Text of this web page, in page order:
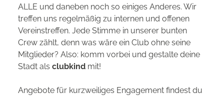
ALLE und daneben noch so einiges Anderes. Wir
treffen uns regelmäßig zu internen und offenen
Vereinstreffen. Jede Stimme in unserer bunten
Crew zählt, denn was wäre ein Club ohne seine
Mitglieder? Also: komm vorbei und gestalte deine
Stadt als clubkind mit!
Angebote für kurzweiliges Engagement findest du